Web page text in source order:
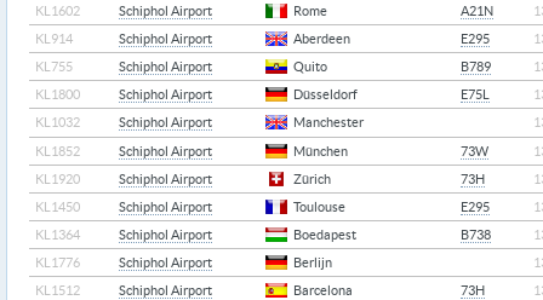
KL1602
Schiphol Airport Rome A21N
KL914
Schiphol Airport Aberdeen E295
KL755
Schiphol Airport Quito B789
KL1800
Schiphol Airport Düsseldorf E75L
KL1032
Schiphol Airport Manchester
KL1852
Schiphol Airport München 73W
KL1920
Schiphol Airport Zürich 73H
KL1450
Schiphol Airport Toulouse E295
KL1364
Schiphol Airport Boedapest B738
KL1776
Schiphol Airport Berlijn
KL1512
Schiphol Airport Barcelona 73H